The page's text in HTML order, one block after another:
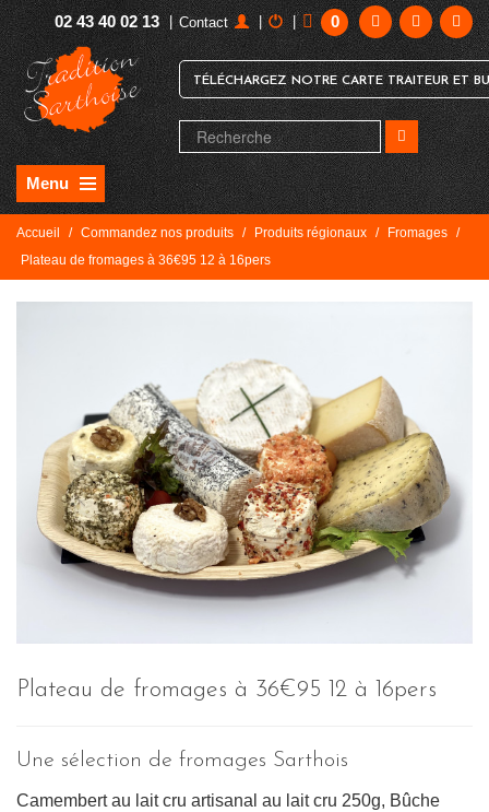
02 43 40 02 13 | Contact | | 0
TÉLÉCHARGEZ NOTRE CARTE TRAITEUR ET
Menu
Accueil / Commandez nos produits / Produits régionaux / Fromages /
Plateau de fromages à 36€95 12 à 16pers
Plateau de fromages à 36€95 12 à 16pers
Une sélection de fromages Sarthois
Camembert au lait cru artisanal au lait cru 250g, Bûche